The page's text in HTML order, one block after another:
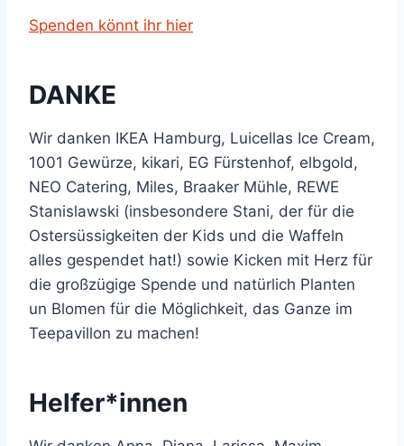
Spenden könnt ihr hier
DANKE
Wir danken IKEA Hamburg, Luicellas Ice Cream,
1001 Gewürze, kikari, EG Fürstenhof, elbgold,
NEO Catering, Miles, Braaker Mühle, REWE
Stanislawski (insbesondere Stani, der für die
Ostersüssigkeiten der Kids und die Waffeln
alles gespendet hat!) sowie Kicken mit Herz für
die großzügige Spende und natürlich Planten
un Blomen für die Möglichkeit, das Ganze im
Teepavillon zu machen!
Helfer*innen